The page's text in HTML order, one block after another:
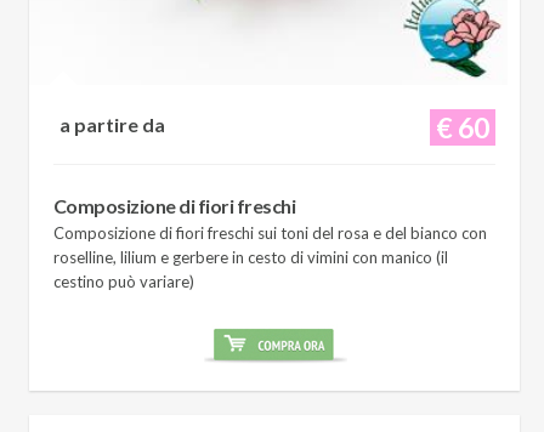
€ 60
a partire da
Composizione di fiori freschi
Composizione di fiori freschi sui toni del rosa e del bianco con
roselline, lilium e gerbere in cesto di vimini con manico (il
cestino può variare)